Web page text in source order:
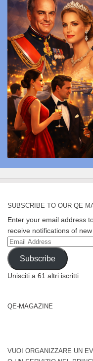
SUBSCRIBE TO OUR QE
Enter your email address
receive notifications of
Email
Address
Subscribe
Unisciti a 61 altri iscritti
QE-MAGAZINE
VUOI ORGANIZZARE UN